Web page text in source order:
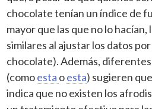
chocolate tenían un índice de
mayor que las que no lo hacían,
similares al ajustar los datos
chocolate). Además,
(comoesta oesta) sugieren
indica que no existen los